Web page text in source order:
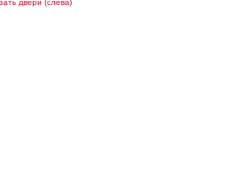
двери (слева)